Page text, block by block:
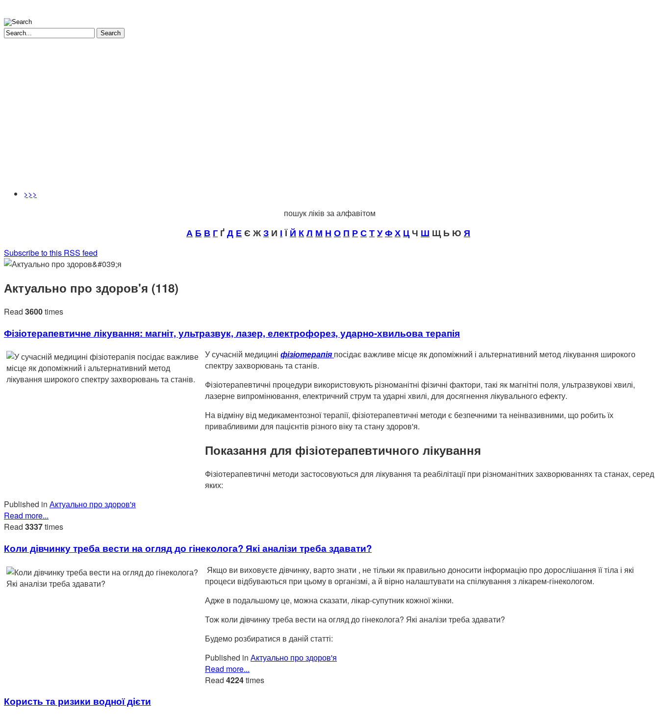
Search
>>>
пошук ліків за алфавітом
А Б В Г ҐД ЕЄ ЖЗ И ІЇЙ КЛ М Н О П РСТУФХ Ц Ч Ш Щ Ь Ю Я
Subscribe to this RSS feed
Актуально про здоров'я (118)
Read 3600times
Фізіотерапевтичне лікування: магніт, ультразвук, лазер, електрофорез, ударно-хвильова терапія
У сучасній медицині фізіотерапія посідає важливе місце як допоміжний і альтернативний метод лікування широкого
спектру захворювань та станів.
Фізіотерапевтичні процедури використовують різноманітні фізичні фактори, такі як магнітні поля, ультразвукові хвилі,
лазерне випромінювання, електричний струм та ударні хвилі, для досягнення лікувального ефекту.
На відміну від медикаментозної терапії, фізіотерапевтичні методи є безпечними та неінвазивними, що робить їх
привабливими для пацієнтів різного віку та стану здоров'я.
Показання для фізіотерапевтичного лікування
Фізіотерапевтичні методи застосовуються для лікування та реабілітації при різноманітних захворюваннях та станах, серед
яких:
Published in Актуально про здоров'я
Read more...
Read 3337times
Коли дівчинку треба вести на огляд до гінеколога? Які аналізи треба здавати?
Якщо ви виховуєте дівчинку, варто знати , не тільки як правильно доносити інформацію про дорослішання її тіла і які
процеси відбуваються при цьому в організмі, а й вірно налаштувати на спілкування з лікарем-гінекологом.
Адже в подальшому це, можна сказати, лікар-супутник кожної жінки.
Тож коли дівчинку треба вести на огляд до гінеколога? Які аналізи треба здавати?
Будемо розбиратися в даній статті:
Published in Актуально про здоров'я
Read more...
Read 4224times
Користь та ризики водної дієти